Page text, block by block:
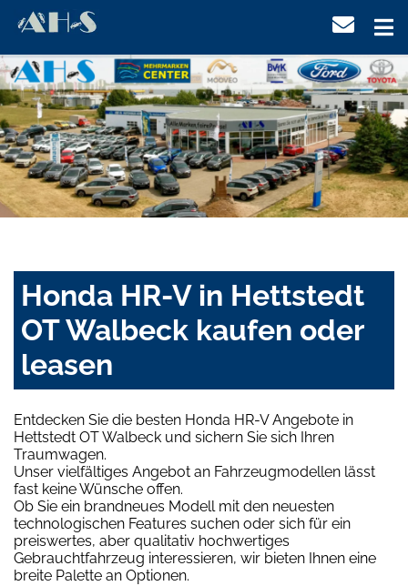
Honda HR-V in Hettstedt
OT Walbeck kaufen oder
leasen
Entdecken Sie die besten Honda HR-V Angebote in
Hettstedt OT Walbeck und sichern Sie sich Ihren
Traumwagen.
Unser vielfältiges Angebot an Fahrzeugmodellen lässt
fast keine Wünsche offen.
Ob Sie ein brandneues Modell mit den neuesten
technologischen Features suchen oder sich für ein
preiswertes, aber qualitativ hochwertiges
Gebrauchtfahrzeug interessieren, wir bieten Ihnen eine
breite Palette an Optionen.